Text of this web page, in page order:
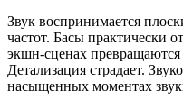
Звук воспринимается
частот. Басы практически
экшн-сценах
Детализация страдает.
насыщенных моментах